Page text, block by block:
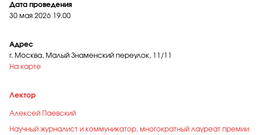
Дата проведения
30 мая 2026 19.00
Адрес
г. Москва, Малый Знаменский переулок, 11/11
На карте
Лектор
Алексей Паев ский
Научный журналист и коммуникатор, многократный лауреат премии